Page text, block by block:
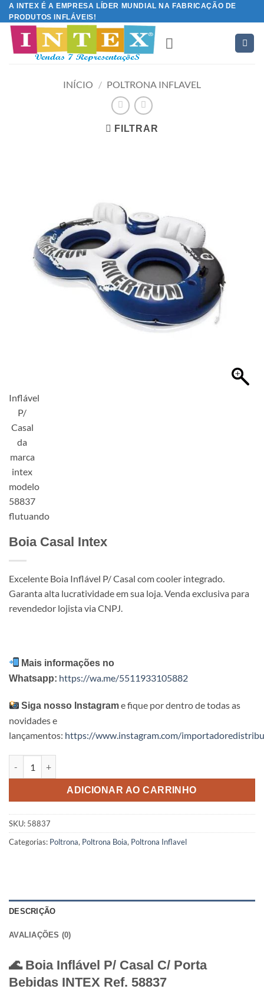
Skip
to
content
A INTEX É A EMPRESA LÍDER MUNDIAL NA FABRICAÇÃO DE
PRODUTOS INFLÁVEIS!
INÍCIO / POLTRONA INFLAVEL
FILTRAR
Boia Casal Intex
Excelente Boia Inflável P/ Casal com cooler integrado.
Garanta alta lucratividade em sua loja. Venda exclusiva para
revendedor lojista via CNPJ.
Mais informações no
Whatsapp: https://wa.me/5511933105882
Siga nosso Instagrame fique por dentro de todas as
novidades e
lançamentos: https://www.instagram.com/
ADICIONAR AO CARRINHO
SKU: 58837
Categorias: Poltrona, Poltrona Boia, Poltrona Inflavel
DESCRIÇÃO
AVALIAÇÕES (0)
🌊 Boia Inflável P/ Casal C/ Porta
Bebidas INTEX Ref. 58837